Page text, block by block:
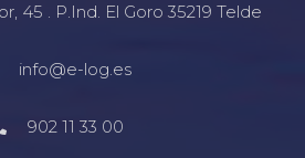
45 . P.Ind. El Goro 35219 Telde
info@e-log.es
902 11 33 00